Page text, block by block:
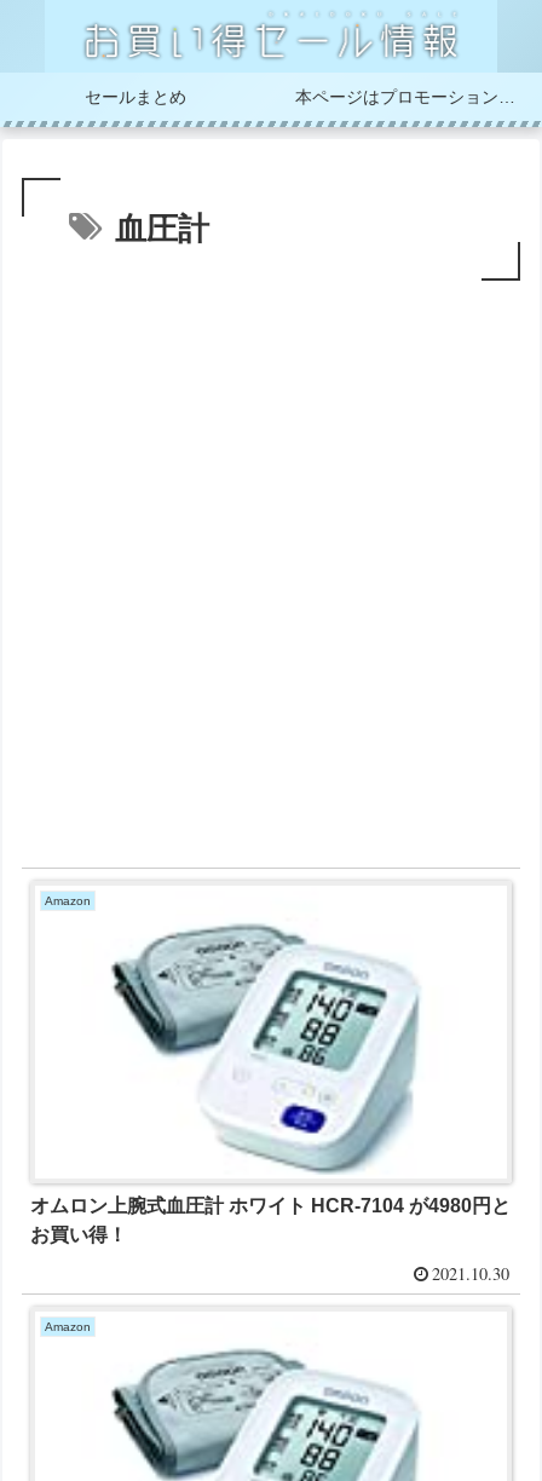
セールまとめ
血圧計
Amazon
オムロン上腕式血圧計 ホワイト HCR-7104 が4980円と
お買い得！
2021.10.30
Amazon